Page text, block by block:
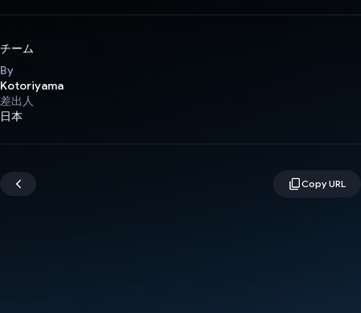
チーム
By
Kotoriyama
差出人
日本